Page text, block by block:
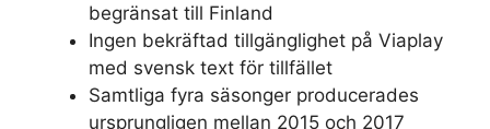
begränsat till Finland
Ingen bekräftad tillgänglighet på Viaplay
med svensk text för tillfället
Samtliga fyra säsonger producerades
ursprungligen mellan 2015 och 2017